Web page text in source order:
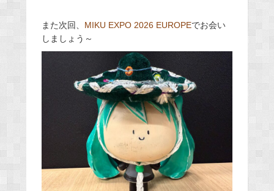
また次回、 MIKU EXPO 2026 EUROPEでお会い
しましょう～